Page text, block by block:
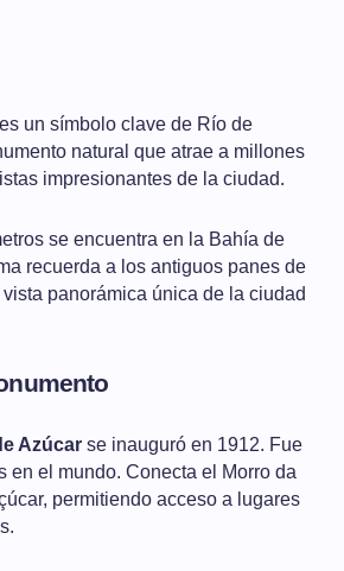
es un símbolo clave de Río de
natural que atrae a millones
impresionantes de la ciudad.
se encuentra en la Bahía de
recuerda a los antiguos panes de
panorámica única de la ciudad
Azúcar se inauguró en 1912. Fue
en el mundo. Conecta el Morro da
permitiendo acceso a lugares